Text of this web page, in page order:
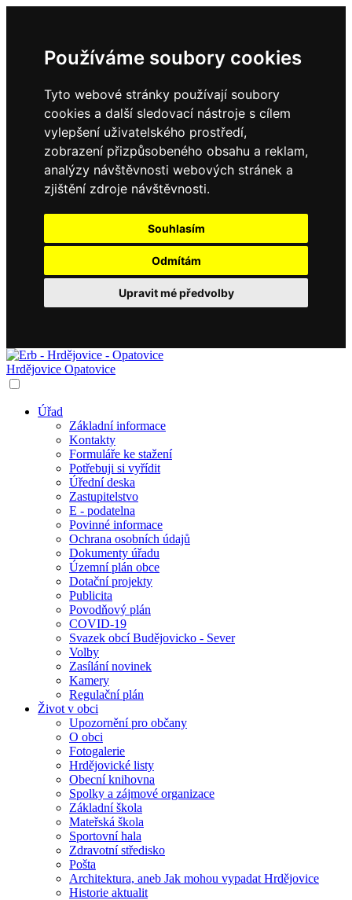
Používáme soubory cookies
Tyto webové stránky používají soubory
cookies a další sledovací nástroje s cílem
vylepšení uživatelského prostředí,
zobrazení přizpůsobeného obsahu a reklam,
analýzy návštěvnosti webových stránek a
zjištění zdroje návštěvnosti.
Souhlasím
Odmítám
Upravit mé předvolby
Hrdějovice Opatovice
Úřad
Základní informace
Kontakty
Formuláře ke stažení
Potřebuji si vyřídit
Úřední deska
Zastupitelstvo
E - podatelna
Povinné informace
Ochrana osobních údajů
Dokumenty úřadu
Územní plán obce
Dotační projekty
Publicita
Povodňový plán
COVID-19
Svazek obcí Budějovicko - Sever
Volby
Zasílání novinek
Kamery
Regulační plán
Život v obci
Upozornění pro občany
O obci
Fotogalerie
Hrdějovické listy
Obecní knihovna
Spolky a zájmové organizace
Základní škola
Mateřská škola
Sportovní hala
Zdravotní středisko
Pošta
Architektura, aneb Jak mohou vypadat Hrdějovice
Historie aktualit